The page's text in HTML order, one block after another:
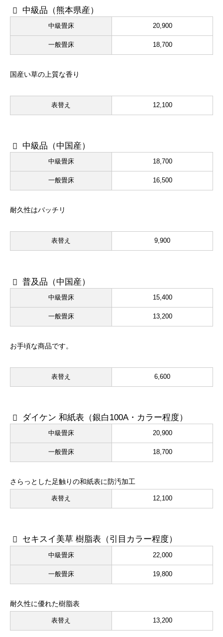
中級品（熊本県産）
中級畳床 20,900
一般畳床 18,700
国産い草の上質な香り
表替え 12,100
中級品（中国産）
中級畳床 18,700
一般畳床 16,500
耐久性はバッチリ
表替え 9,900
普及品（中国産）
中級畳床 15,400
一般畳床 13,200
お手頃な商品です。
表替え 6,600
ダイケン 和紙表（銀白100A・カラー程度）
中級畳床 20,900
一般畳床 18,700
さらっとした足触りの和紙表に防汚加工
表替え 12,100
セキスイ美草 樹脂表（引目カラー程度）
中級畳床 22,000
一般畳床 19,800
耐久性に優れた樹脂表
表替え 13,200